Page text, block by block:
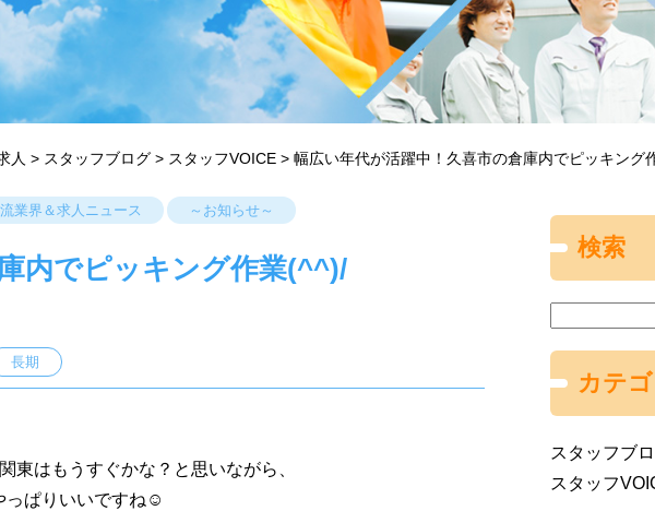
人 > スタッフブログ > スタッフVOICE > 幅広い年代が活躍中！久喜市の倉庫内でピッキング
業界＆求人ニュース ～お知らせ～
内でピッキング作業(^^)/
長期
東はもうすぐかな？と思いながら、
っぱりいいですね☺
検索
カテ
スタッフブ
スタッフ